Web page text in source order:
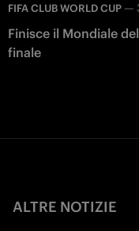
FIFA CLUB WORLD CUP —
Finisce il Mondiale
finale
ALTRE NOTIZIE